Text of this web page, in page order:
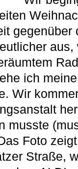
gegenüber
ich
Wir
musste
Foto
Straße,